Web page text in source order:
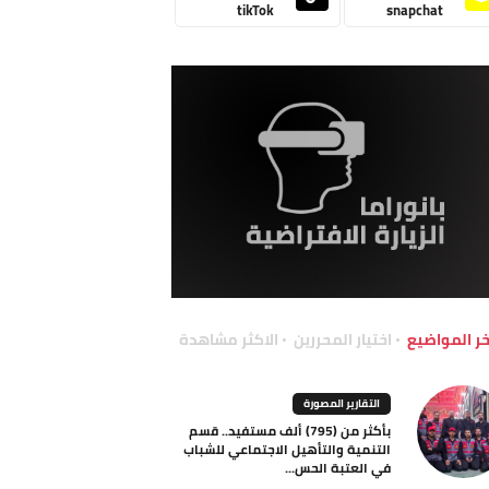
snapchat
tikTok
المواضيع اختيار المحررين الاكثر مشاهدة
التقارير المصورة
بأكثر من (795) ألف مستفيد.. قسم
التنمية والتأهيل الاجتماعي للشباب
في العتبة الحس...